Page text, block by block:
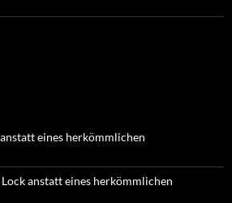
eines herkömmlichen
anstatt eines herkömmlichen